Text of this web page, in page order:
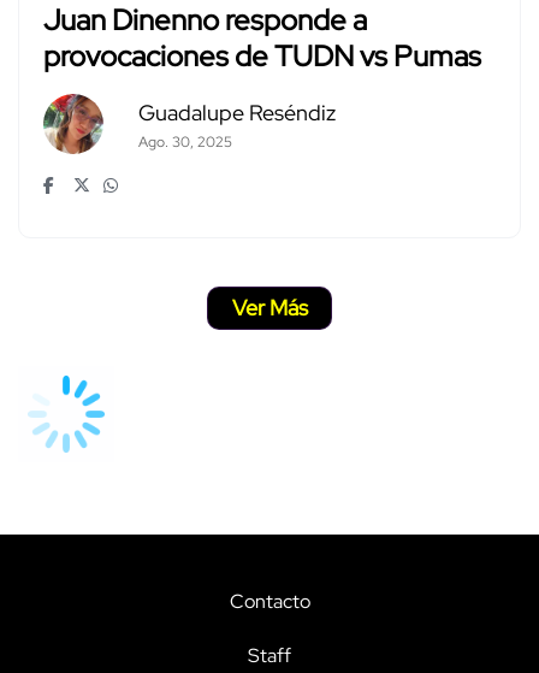
Juan Dinenno responde a
provocaciones de TUDN vs Pumas
Guadalupe Reséndiz
Ago. 30, 2025
Ver Más
Contacto
Staff